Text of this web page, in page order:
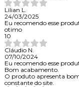
Lilian L.
24/03/2025
Eu recomendo esse
otimo
10
Cláudio N.
07/10/2024
Eu recomendo esse
Bom acabamento.
O produto apresenta
constante do site.